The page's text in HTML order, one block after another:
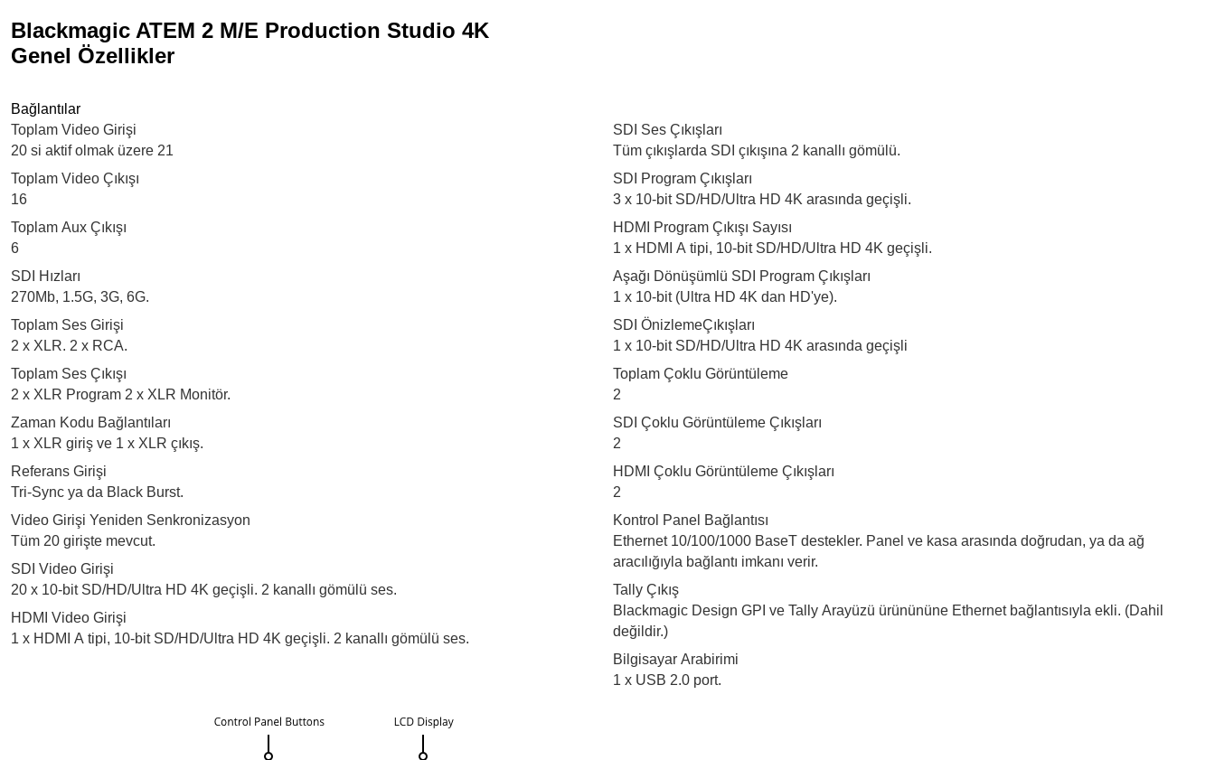
Blackmagic ATEM 2 M/E Production Studio 4K
Genel Özellikler
Bağlantılar
Toplam Video Girişi
20 si aktif olmak üzere 21
Toplam Video Çıkışı
16
Toplam Aux Çıkışı
6
SDI Hızları
270Mb, 1.5G, 3G, 6G.
Toplam Ses Girişi
2 x XLR. 2 x RCA.
Toplam Ses Çıkışı
2 x XLR Program 2 x XLR Monitör.
Zaman Kodu Bağlantıları
1 x XLR giriş ve 1 x XLR çıkış.
Referans Girişi
Tri-Sync ya da Black Burst.
Video Girişi Yeniden Senkronizasyon
Tüm 20 girişte mevcut.
SDI Video Girişi
20 x 10-bit SD/HD/Ultra HD 4K geçişli. 2 kanallı gömülü ses.
HDMI Video Girişi
1 x HDMI A tipi, 10-bit SD/HD/Ultra HD 4K geçişli. 2 kanallı gömülü ses.
SDI Ses Çıkışları
Tüm çıkışlarda SDI çıkışına 2 kanallı gömülü.
SDI Program Çıkışları
3 x 10-bit SD/HD/Ultra HD 4K arasında geçişli.
HDMI Program Çıkışı Sayısı
1 x HDMI A tipi, 10-bit SD/HD/Ultra HD 4K geçişli.
Aşağı Dönüşümlü SDI Program Çıkışları
1 x 10-bit (Ultra HD 4K dan HD'ye).
SDI ÖnizlemeÇıkışları
1 x 10-bit SD/HD/Ultra HD 4K arasında geçişli
Toplam Çoklu Görüntüleme
2
SDI Çoklu Görüntüleme Çıkışları
2
HDMI Çoklu Görüntüleme Çıkışları
2
Kontrol Panel Bağlantısı
Ethernet 10/100/1000 BaseT destekler. Panel ve kasa arasında doğrudan, ya da ağ
aracılığıyla bağlantı imkanı verir.
Tally Çıkış
Blackmagic Design GPI ve Tally Arayüzü ürünününe Ethernet bağlantısıyla ekli. (Dahil
değildir.)
Bilgisayar Arabirimi
1 x USB 2.0 port.